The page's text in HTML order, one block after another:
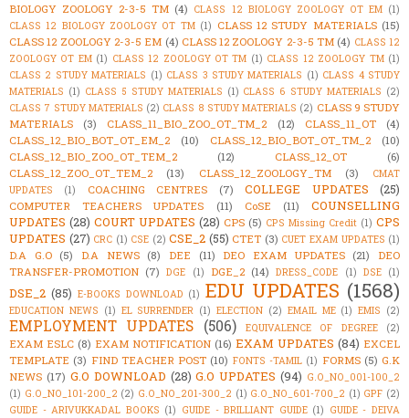
BIOLOGY ZOOLOGY 2-3-5 TM (4) CLASS 12 BIOLOGY ZOOLOGY OT EM (1)
CLASS 12 BIOLOGY ZOOLOGY OT TM (1) CLASS 12 STUDY MATERIALS (15)
CLASS 12 ZOOLOGY 2-3-5 EM (4) CLASS 12 ZOOLOGY 2-3-5 TM (4) CLASS 12
ZOOLOGY OT EM (1) CLASS 12 ZOOLOGY OT TM (1) CLASS 12 ZOOLOGY TM (1)
CLASS 2 STUDY MATERIALS (1) CLASS 3 STUDY MATERIALS (1) CLASS 4 STUDY
MATERIALS (1) CLASS 5 STUDY MATERIALS (1) CLASS 6 STUDY MATERIALS (2)
CLASS 7 STUDY MATERIALS (2) CLASS 8 STUDY MATERIALS (2) CLASS 9 STUDY
MATERIALS
(3) CLASS_11_BIO_ZOO_OT_TM_2 (12) CLASS_11_OT
(4)
CLASS_12_BIO_BOT_OT_EM_2
(10) CLASS_12_BIO_BOT_OT_TM_2
(10)
CLASS_12_BIO_ZOO_OT_TEM_2
(12) CLASS_12_OT
(6)
CLASS_12_ZOO_OT_TEM_2
(13) CLASS_12_ZOOLOGY_TM (3)
CMAT
UPDATES
(1) COACHING CENTRES (7) COLLEGE UPDATES (25)
COMPUTER TEACHERS UPDATES (11) CoSE (11)
COUNSELLING
UPDATES (28) COURT UPDATES (28) CPS (5) CPS Missing Credit (1) CPS
UPDATES (27) CRC (1) CSE (2) CSE_2 (55) CTET (3) CUET EXAM UPDATES (1)
D.A G.O (5) D.A NEWS (8) DEE (11) DEO EXAM UPDATES (21)
DEO
TRANSFER-PROMOTION (7) DGE (1) DGE_2 (14) DRESS_CODE (1) DSE (1)
DSE_2 (85) E-BOOKS DOWNLOAD (1) EDU UPDATES (1568)
EDUCATION NEWS (1) EL SURRENDER (1) ELECTION (2) EMAIL ME (1) EMIS (2)
EMPLOYMENT UPDATES (506) EQUIVALENCE OF DEGREE (2)
EXAM ESLC (8) EXAM NOTIFICATION (16) EXAM UPDATES (84) EXCEL
TEMPLATE (3) FIND TEACHER POST (10) FONTS -TAMIL (1) FORMS (5) G.K
NEWS (17) G.O DOWNLOAD (28) G.O UPDATES (94) G.O_NO_001-100_2
(1) G.O_NO_101-200_2 (2) G.O_NO_201-300_2 (1) G.O_NO_601-700_2 (1) GPF (2)
GUIDE - ARIVUKKADAL BOOKS (1) GUIDE - BRILLIANT GUIDE (1) GUIDE - DEIVA